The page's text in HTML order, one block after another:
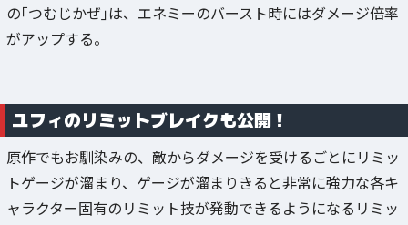
の｢つむじかぜ｣は、エネミーのバースト時にはダメージ倍率
がアップする。
ユフィのリミットブレイクも公開！
原作でもお馴染みの、敵からダメージを受けるごとにリミッ
トゲージが溜まり、ゲージが溜まりきると非常に強力な各キ
ャラクター固有のリミット技が発動できるようになるリミッ